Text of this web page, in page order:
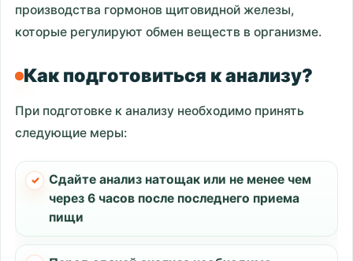
производства гормонов щитовидной железы,
которые регулируют обмен веществ в организме.
Как подготовиться к анализу?
При подготовке к анализу необходимо принять
следующие меры:
Сдайте анализ натощак или не менее чем
через 6 часов после последнего приема
пищи